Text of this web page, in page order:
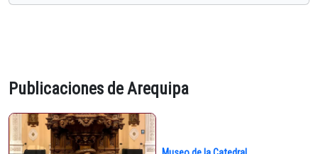
Publicaciones de Arequipa